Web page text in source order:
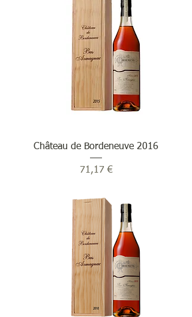
Château de Bordeneuve 2016
Prix
71,17 €